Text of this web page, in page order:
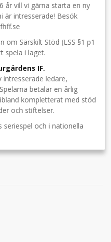
år vill vi gärna starta en ny
är intresserade! Besök
om Särskilt Stöd (LSS §1 p1
spela i laget.
IF.
intresserade ledare,
betalar en årlig
kompletterat med stöd
och stiftelser.
seriespel och i nationella